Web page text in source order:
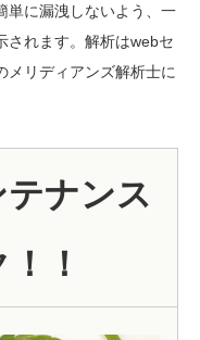
単に漏洩しないよう、一
されます。解析はwebセ
メリディアンズ解析士に
ナンス
！